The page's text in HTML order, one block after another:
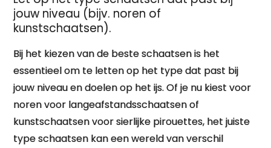
jouw niveau (bijv. noren of
kunstschaatsen).
Bij het kiezen van de beste schaatsen is het
essentieel om te letten op het type dat past bij
jouw niveau en doelen op het ijs. Of je nu kiest voor
noren voor langeafstandsschaatsen of
kunstschaatsen voor sierlijke pirouettes, het juiste
type schaatsen kan een wereld van verschil